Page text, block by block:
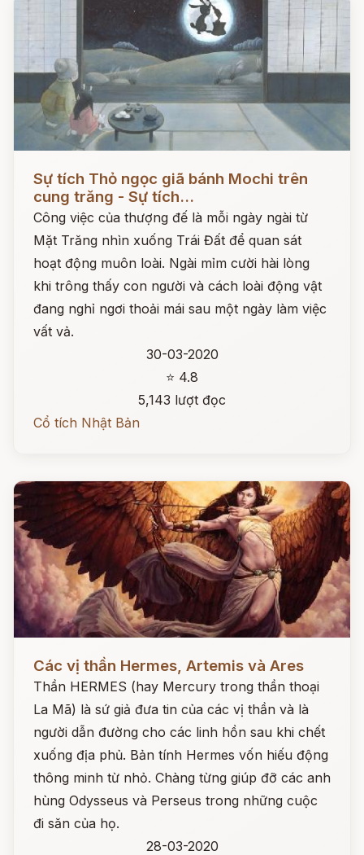
Sự tích Thỏ ngọc giã bánh Mochi trên
cung trăng - Sự tích...
Công việc của thượng đế là mỗi ngày ngài từ
Mặt Trăng nhìn xuống Trái Đất để quan sát
hoạt động muôn loài. Ngài mỉm cười hài lòng
khi trông thấy con người và cách loài động vật
đang nghỉ ngơi thoải mái sau một ngày làm việc
vất vả.
30-03-2020
⭐ 4.8
5,143 lượt đọc
Cổ tích Nhật Bản
Các vị thần Hermes, Artemis và Ares
Thần HERMES (hay Mercury trong thần thoại
La Mã) là sứ giả đưa tin của các vị thần và là
người dẫn đường cho các linh hồn sau khi chết
xuống địa phủ. Bản tính Hermes vốn hiếu động
thông minh từ nhỏ. Chàng từng giúp đỡ các anh
hùng Odysseus và Perseus trong những cuộc
đi săn của họ.
28-03-2020